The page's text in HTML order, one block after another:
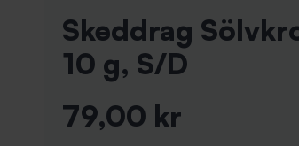
Skeddrag
10 g, S/D
79,00 kr